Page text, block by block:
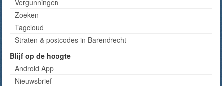
Vergunningen
Zoeken
Tagcloud
Straten & postcodes in Barendrecht
Blijf op de hoogte
Android App
Nieuwsbrief